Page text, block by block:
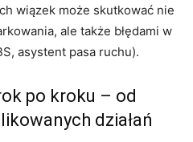
wiązek może skutkować nie
ale także błędami w
asystent pasa ruchu).
po kroku – od
działań